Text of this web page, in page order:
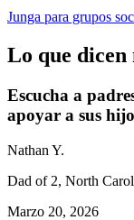
Junga para grupos
Lo que dicen
Escucha a
apoyar a sus
Nathan Y.
Dad of 2, North
Marzo 20, 2026